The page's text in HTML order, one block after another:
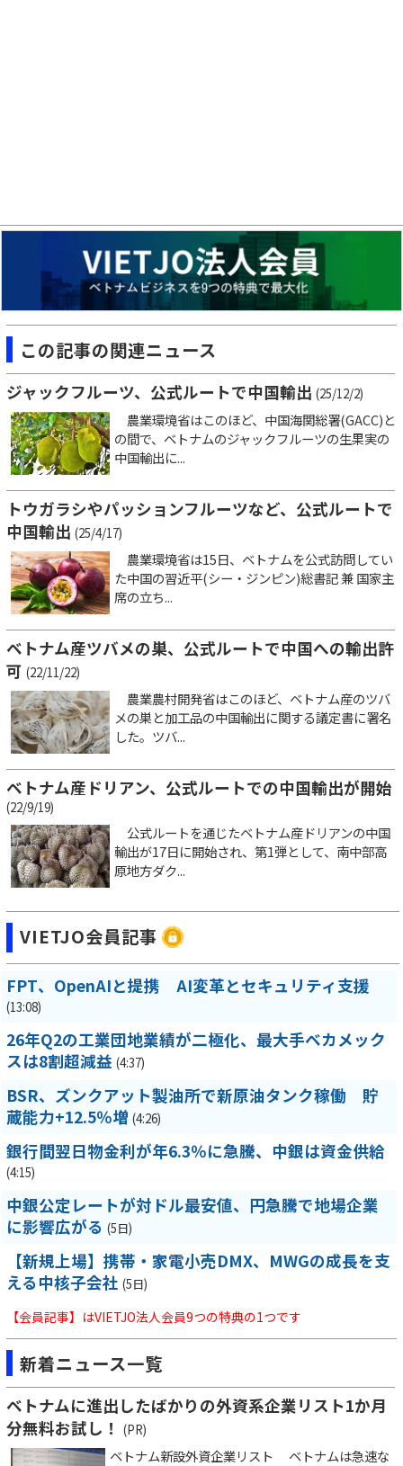
この記事の関連ニュース
ジャックフルーツ、公式ルートで中国輸出 (25/12/2)
農業環境省はこのほど、中国海関総署(GACC)と
の間で、ベトナムのジャックフルーツの生果実の
中国輸出に...
トウガラシやパッションフルーツなど、公式ルートで
中国輸出 (25/4/17)
農業環境省は15日、ベトナムを公式訪問してい
た中国の習近平(シー・ジンピン)総書記 兼 国家主
席の立ち...
ベトナム産ツバメの巣、公式ルートで中国への輸出許
可 (22/11/22)
農業農村開発省はこのほど、ベトナム産のツバ
メの巣と加工品の中国輸出に関する議定書に署名
した。ツバ...
ベトナム産ドリアン、公式ルートでの中国輸出が開始
(22/9/19)
公式ルートを通じたベトナム産ドリアンの中国
輸出が17日に開始され、第1弾として、南中部高
原地方ダク...
VIETJO会員記事
FPT、OpenAIと提携 AI変革とセキュリティ支援
(13:08)
26年Q2の工業団地業績が二極化、最大手ベカメック
スは8割超減益 (4:37)
BSR、ズンクアット製油所で新原油タンク稼働 貯
蔵能力+12.5％増 (4:26)
銀行間翌日物金利が年6.3％に急騰、中銀は資金供給
(4:15)
中銀公定レートが対ドル最安値、円急騰で地場企業
に影響広がる (5日)
【新規上場】携帯・家電小売DMX、MWGの成長を支
える中核子会社 (5日)
【会員記事】はVIETJO法人会員9つの特典の1つです
新着ニュース一覧
ベトナムに進出したばかりの外資系企業リスト1か月
分無料お試し！
(PR)
ベトナム新設外資企業リスト ベトナムは急速な